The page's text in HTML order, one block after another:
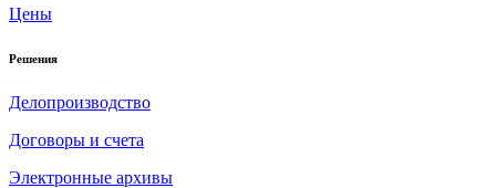
Цены
Решения
Делопроизводство
Договоры и счета
Электронные архивы